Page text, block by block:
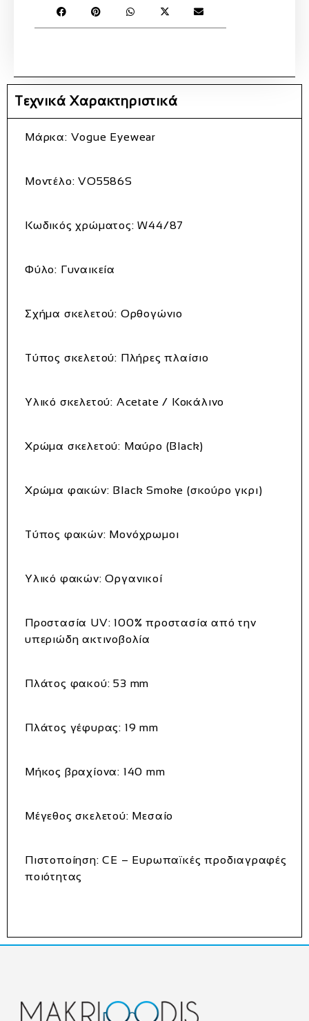
Τεχνικά Χαρακτηριστικά
Μάρκα: Vogue Eyewear
Μοντέλο: VO5586S
Κωδικός χρώματος: W44/87
Φύλο: Γυναικεία
Σχήμα σκελετού: Ορθογώνιο
Τύπος σκελετού: Πλήρες πλαίσιο
Υλικό σκελετού: Acetate / Κοκάλινο
Χρώμα σκελετού: Μαύρο (Black)
Χρώμα φακών: Black Smoke (σκούρο γκρι)
Τύπος φακών: Μονόχρωμοι
Υλικό φακών: Οργανικοί
Προστασία UV: 100% προστασία από την
υπεριώδη ακτινοβολία
Πλάτος φακού: 53 mm
Πλάτος γέφυρας: 19 mm
Μήκος βραχίονα: 140 mm
Μέγεθος σκελετού: Μεσαίο
Πιστοποίηση: CE – Ευρωπαϊκές προδιαγραφές
ποιότητας